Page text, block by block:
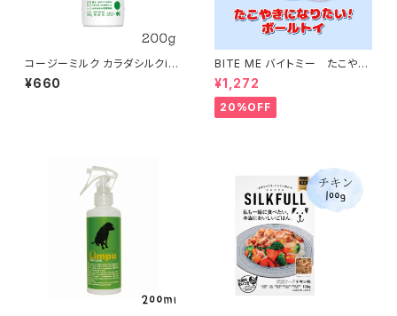
コージーミルク カラダシルクin
200g 甘酒 シルクフル
¥660
BITE ME バイトミー たこやき
になりたい！ボールトイ バイトミ
ー
¥1,272
20%OFF